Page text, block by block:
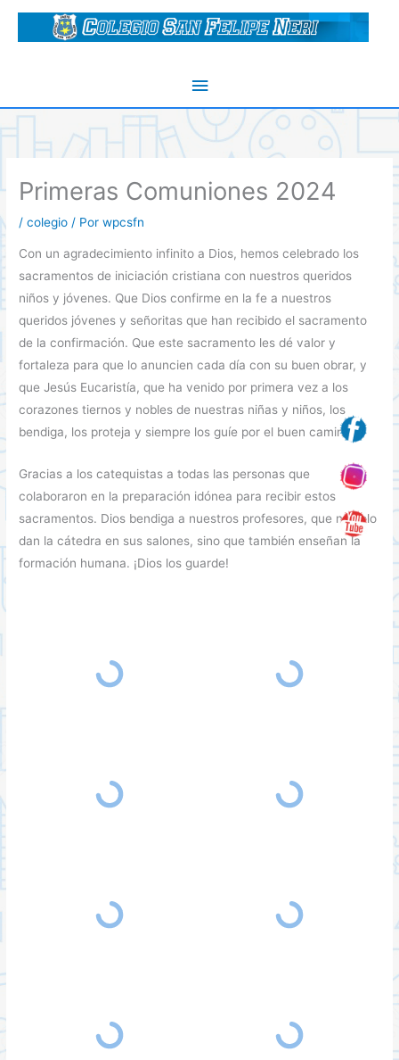
Menú
principal
Primeras Comuniones 2024
/colegio / Porwpcsfn
Con un agradecimiento infinito a Dios, hemos celebrado los
sacramentos de iniciación cristiana con nuestros queridos
niños y jóvenes. Que Dios confirme en la fe a nuestros
queridos jóvenes y señoritas que han recibido el sacramento
de la confirmación. Que este sacramento les dé valor y
fortaleza para que lo anuncien cada día con su buen obrar, y
que Jesús Eucaristía, que ha venido por primera vez a los
corazones tiernos y nobles de nuestras niñas y niños, los
bendiga, los proteja y siempre los guíe por el buen camino.
Gracias a los catequistas a todas las personas que
colaboraron en la preparación idónea para recibir estos
sacramentos. Dios bendiga a nuestros profesores, que no solo
dan la cátedra en sus salones, sino que también enseñan la
formación humana. ¡Dios los guarde!